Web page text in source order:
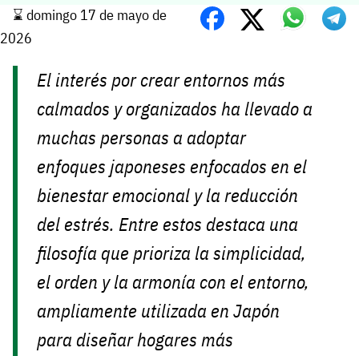
⌛️ domingo 17 de mayo de
2026
El interés por crear entornos más
calmados y organizados ha llevado a
muchas personas a adoptar
enfoques japoneses enfocados en el
bienestar emocional y la reducción
del estrés. Entre estos destaca una
filosofía que prioriza la simplicidad,
el orden y la armonía con el entorno,
ampliamente utilizada en Japón
para diseñar hogares más